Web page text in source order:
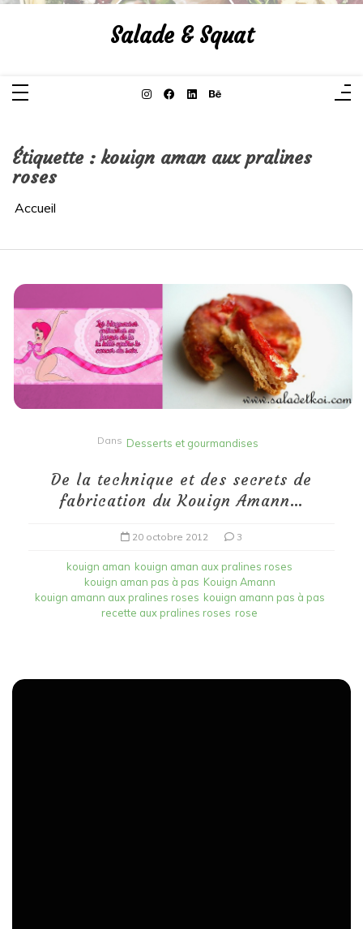
Aller
Salade & Squat
Étiquette :kouign aman aux pralines
roses
Accueil
Dans Desserts et gourmandises
De la technique et des secrets de
fabrication du Kouign Amann…
20 octobre 2012 3
kouign aman kouign aman aux pralines roses
kouign aman pas à pas Kouign Amann
kouign amann aux pralines roses kouign amann pas à pas
recette aux pralines roses rose